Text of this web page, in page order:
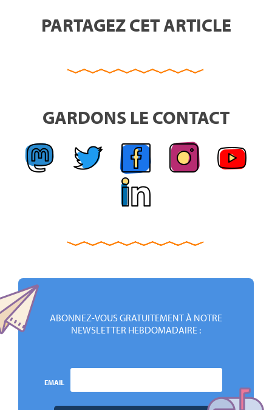
PARTAGEZ CET ARTICLE
GARDONS LE CONTACT
ABONNEZ-VOUS GRATUITEMENT À NOTRE
NEWSLETTER HEBDOMADAIRE :
EMAIL